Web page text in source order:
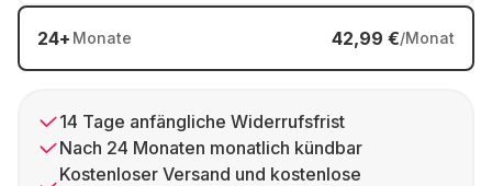
24+ Monate 42,99 €/Monat
14 Tage anfängliche Widerrufsfrist
Nach 24 Monaten monatlich kündbar
Kostenloser Versand und kostenlose